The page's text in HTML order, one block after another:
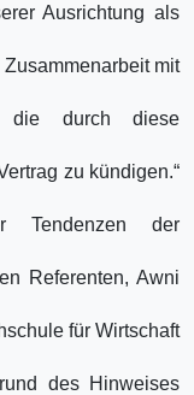
Ausrichtung als
mit
die durch diese
zu kündigen.“
Tendenzen der
Referenten, Awni
für Wirtschaft
des Hinweises